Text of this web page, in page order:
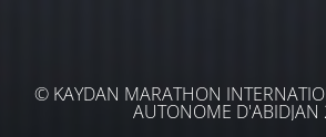
© KAYDAN MARATHON
AUTONOME